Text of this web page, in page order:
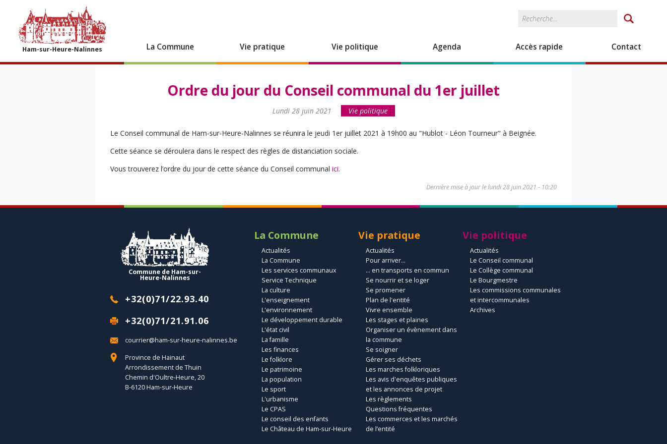
Ham-sur-Heure-Nalinnes La Commune Vie pratique Vie politique Agenda Accès rapide Contact
Formulaire de
recherche
Ordre du jour du Conseil communal du 1er juillet
Lundi 28 juin 2021 Vie politique
Le Conseil communal de Ham-sur-Heure-Nalinnes se réunira le jeudi 1er juillet 2021 à 19h00 au "Hublot - Léon Tourneur" à Beignée.
Cette séance se déroulera dans le respect des règles de distanciation sociale.
Vous trouverez l’ordre du jour de cette séance du Conseil communal ici.
Dernière mise à jour lelundi 28 juin 2021 - 10:20
Commune de Ham-sur-
Heure-Nalinnes
+32(0)71/22.93.40
+32(0)71/21.91.06
courrier@ham-sur-heure-nalinnes.be
Province de Hainaut
Arrondissement de Thuin
Chemin d'Oultre-Heure, 20
B-6120 Ham-sur-Heure
La Commune
Actualités
La Commune
Les services communaux
Service Technique
La culture
L'enseignement
L'environnement
Le développement durable
L'état civil
La famille
Les finances
Le folklore
Le patrimoine
La population
Le sport
L'urbanisme
Le CPAS
Le conseil des enfants
Le Château de Ham-sur-Heure
Vie pratique
Actualités
Pour arriver...
... en transports en commun
Se nourrir et se loger
Se promener
Plan de l'entité
Vivre ensemble
Les stages et plaines
Organiser un évènement dans
la commune
Se soigner
Gérer ses déchets
Les marches folkloriques
Les avis d'enquêtes publiques
et les annonces de projet
Les règlements
Questions fréquentes
Les commerces et les marchés
de l’entité
Vie politique
Actualités
Le Conseil communal
Le Collège communal
Le Bourgmestre
Les commissions communales
et intercommunales
Archives